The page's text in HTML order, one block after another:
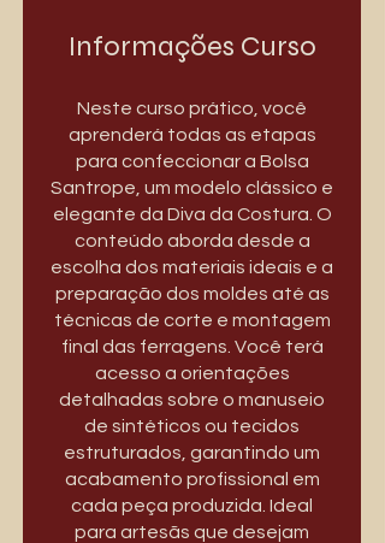
Informações Curso
Neste curso prático, você
aprenderá todas as etapas
para confeccionar a Bolsa
Santrope, um modelo clássico e
elegante da Diva da Costura. O
conteúdo aborda desde a
escolha dos materiais ideais e a
preparação dos moldes até as
técnicas de corte e montagem
final das ferragens. Você terá
acesso a orientações
detalhadas sobre o manuseio
de sintéticos ou tecidos
estruturados, garantindo um
acabamento profissional em
cada peça produzida. Ideal
para artesãs que desejam